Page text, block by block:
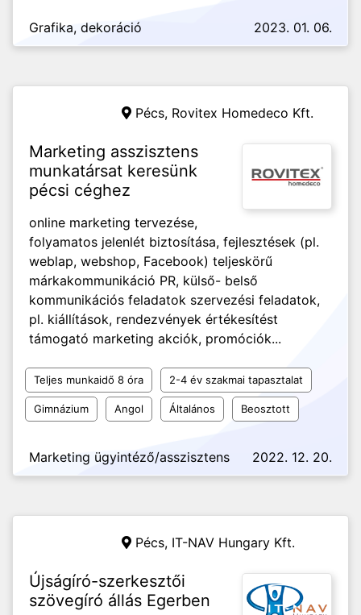
Grafika, dekoráció 2023. 01. 06.
Pécs, Rovitex Homedeco Kft.
Marketing asszisztens
munkatársat keresünk
pécsi céghez
online marketing tervezése,
folyamatos jelenlét biztosítása, fejlesztések (pl.
weblap, webshop, Facebook) teljeskörű
márkakommunikáció PR, külső- belső
kommunikációs feladatok szervezési feladatok,
pl. kiállítások, rendezvények értékesítést
támogató marketing akciók, promóciók...
Teljes munkaidő 8 óra 2-4 év szakmai tapasztalat
Gimnázium Angol Általános Beosztott
Marketing ügyintéző/asszisztens 2022. 12. 20.
Pécs, IT-NAV Hungary Kft.
Újságíró-szerkesztői
szövegíró állás Egerben